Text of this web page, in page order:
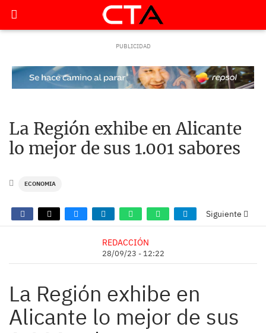
La Región exhibe en Alicante
lo mejor de sus 1.001 sabores
ECONOMIA
Siguiente
REDACCIÓN
28/09/23 - 12:22
La Región exhibe en
Alicante lo mejor de sus